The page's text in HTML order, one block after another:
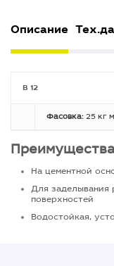
Описание
B 12
Фасовка: 25 кг
На цементной
Для заделывания
поверхностей
Водостойкая,